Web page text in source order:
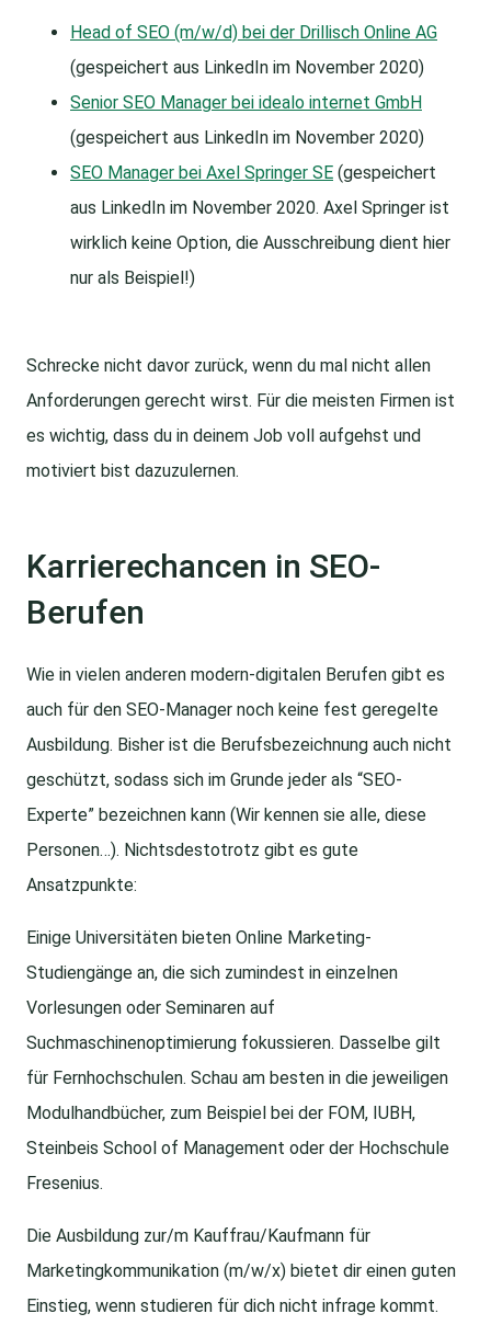
Head of SEO (m/w/d) bei der Drillisch Online AG
(gespeichert aus LinkedIn im November 2020)
Senior SEO Manager bei idealo internet GmbH
(gespeichert aus LinkedIn im November 2020)
SEO Manager bei Axel Springer SE (gespeichert
aus LinkedIn im November 2020. Axel Springer ist
wirklich keine Option, die Ausschreibung dient hier
nur als Beispiel!)
Schrecke nicht davor zurück, wenn du mal nicht allen
Anforderungen gerecht wirst. Für die meisten Firmen ist
es wichtig, dass du in deinem Job voll aufgehst und
motiviert bist dazuzulernen.
Karrierechancen in SEO-
Berufen
Wie in vielen anderen modern-digitalen Berufen gibt es
auch für den SEO-Manager noch keine fest geregelte
Ausbildung. Bisher ist die Berufsbezeichnung auch nicht
geschützt, sodass sich im Grunde jeder als “SEO-
Experte” bezeichnen kann (Wir kennen sie alle, diese
Personen…). Nichtsdestotrotz gibt es gute
Ansatzpunkte:
Einige Universitäten bieten Online Marketing-
Studiengänge an, die sich zumindest in einzelnen
Vorlesungen oder Seminaren auf
Suchmaschinenoptimierung fokussieren. Dasselbe gilt
für Fernhochschulen. Schau am besten in die jeweiligen
Modulhandbücher, zum Beispiel bei der FOM, IUBH,
Steinbeis School of Management oder der Hochschule
Fresenius.
Die Ausbildung zur/m Kauffrau/Kaufmann für
Marketingkommunikation (m/w/x) bietet dir einen guten
Einstieg, wenn studieren für dich nicht infrage kommt.